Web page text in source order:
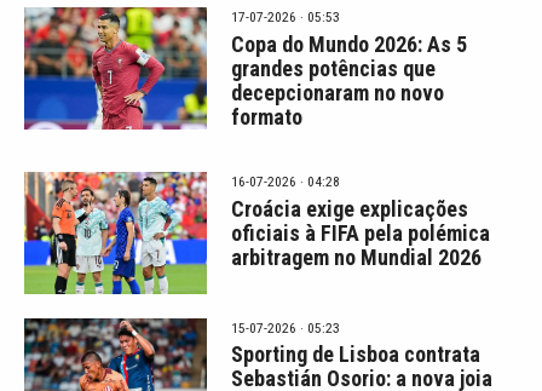
17-07-2026 · 05:53
Copa do Mundo 2026: As 5
grandes potências que
decepcionaram no novo
formato
16-07-2026 · 04:28
Croácia exige explicações
oficiais à FIFA pela polémica
arbitragem no Mundial 2026
15-07-2026 · 05:23
Sporting de Lisboa contrata
Sebastián Osorio: a nova joia